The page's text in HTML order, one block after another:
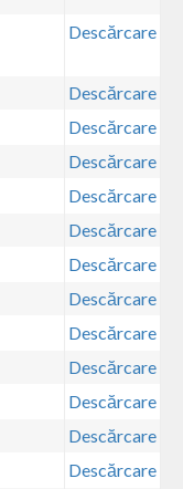
Descărcare
Descărcare
Descărcare
Descărcare
Descărcare
Descărcare
Descărcare
Descărcare
Descărcare
Descărcare
Descărcare
Descărcare
Descărcare